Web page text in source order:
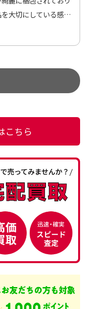
大切にしている感が
い目立つことなく綺
品でお安く購入でき
こちら